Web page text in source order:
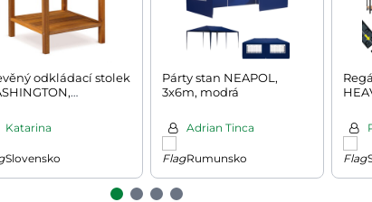
odkládací stolek
Katarina
Slovensko
Párty stan NEAPOL,
3x6m, modrá
Adrian Tinca
Rumunsko